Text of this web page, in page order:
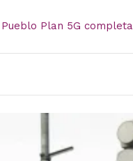
Plan 5G completa